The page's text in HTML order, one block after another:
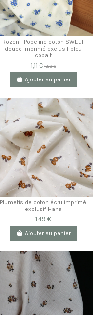
Rozen - Popeline coton SWEET
douce imprimé exclusif bleu
cobalt
1,11 €1,59 €
Ajouter au panier
Plumetis de coton écru imprimé
exclusif Hana
1,49 €
Ajouter au panier